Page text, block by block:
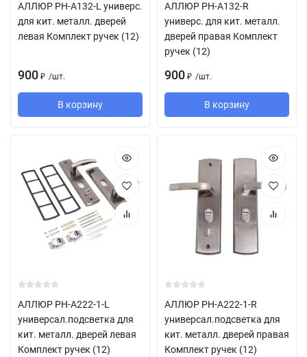
АЛЛЮР РН-А132-L универс.
для кит. металл. дверей
левая Комплект ручек (12)
900 ₽ /шт.
В корзину
АЛЛЮР РН-А132-R
универс. для кит. металл.
дверей правая Комплект
ручек (12)
900 ₽ /шт.
В корзину
АЛЛЮР РН-А222-1-L
универсал.подсветка для
кит. металл. дверей левая
Комплект ручек (12)
АЛЛЮР РН-А222-1-R
универсал.подсветка для
кит. металл. дверей правая
Комплект ручек (12)